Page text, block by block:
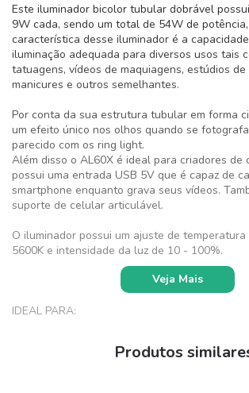
Este iluminador bicolor tubular dobrável
9W cada, sendo um total de 54W de
característica desse iluminador é a
iluminação adequada para diversos usos tais
tatuagens, vídeos de maquiagens, estúdios
manicures e outros semelhantes.
Por conta da sua estrutura tubular em forma
um efeito único nos olhos quando se
parecido com os ring light.
Além disso o AL60X é ideal para criadores de
possui uma entrada USB 5V que é capaz de
smartphone enquanto grava seus vídeos.
suporte de celular articulável.
O iluminador possui um ajuste de
5600K e intensidade da luz de 10 - 100%.
IDEAL PARA:
Veja Mais
Produtos